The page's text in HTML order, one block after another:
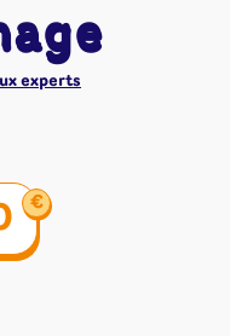
experts
€